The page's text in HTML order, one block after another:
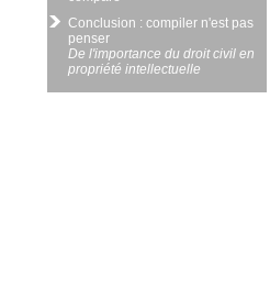
Conclusion : compiler n'est pas
penser
De l'importance du droit civil en
propriété intellectuelle